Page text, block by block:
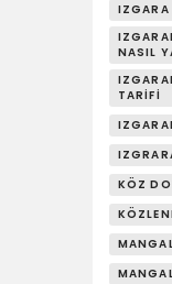
IZGARA
NASIL
TARIFI
KÖZ